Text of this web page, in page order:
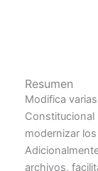
Resumen
Modifica
Constitucional
modernizar
archivos,